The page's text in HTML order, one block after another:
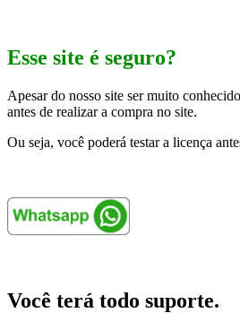
Esse site é seguro?
Apesar do nosso site ser muito
antes de realizar a compra no site.
Ou seja, você poderá testar a licença
Você terá todo suporte.